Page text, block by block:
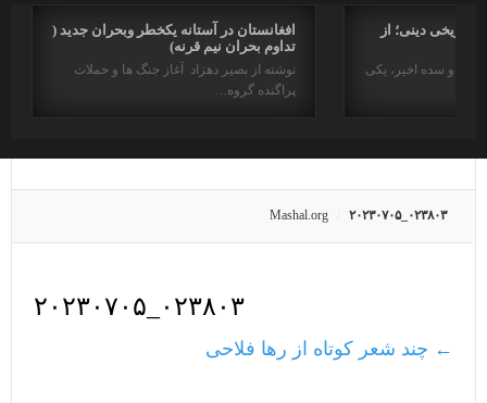
افغانستان در آستانه یکخطر وبحران جدید (
تداوم بحران نیم قرنه)
نوشته از بصیر دهزاد آغاز جنگ ها و حملات
پراگنده گروه…
دینی؛ از
در دو سده اخیر، یکی
Mashal.org ۲۰۲۳۰۷۰۵_۰۲۳۸۰۳
۲۰۲۳۰۷۰۵_۰۲۳۸۰۳
← چند شعر کوتاه از رها فلاحی